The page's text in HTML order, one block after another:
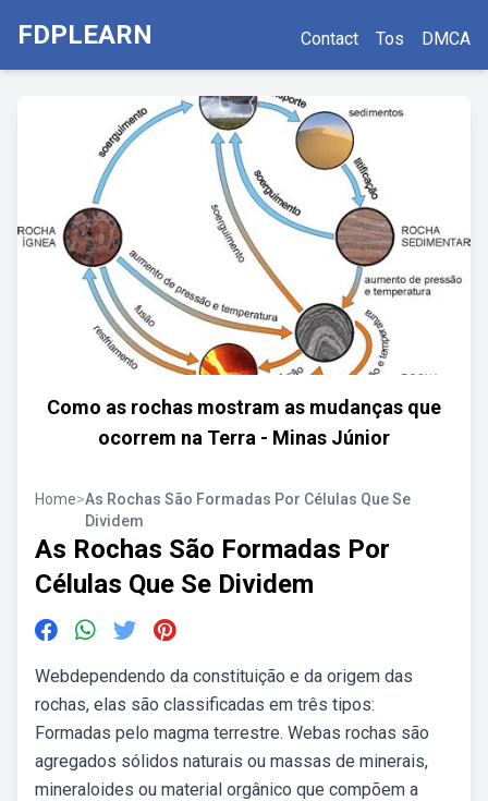
FDPLEARN Contact Tos DMCA
Como as rochas mostram as mudanças que
ocorrem na Terra - Minas Júnior
Home>As Rochas São Formadas Por Células Que Se
Dividem
As Rochas São Formadas Por
Células Que Se Dividem
Webdependendo da constituição e da origem das
rochas, elas são classificadas em três tipos:
Formadas pelo magma terrestre. Webas rochas são
agregados sólidos naturais ou massas de minerais,
mineraloides ou material orgânico que compõem a